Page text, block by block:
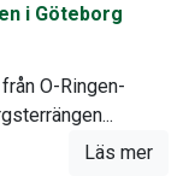
i Göteborg
O-Ringen-
Läs mer